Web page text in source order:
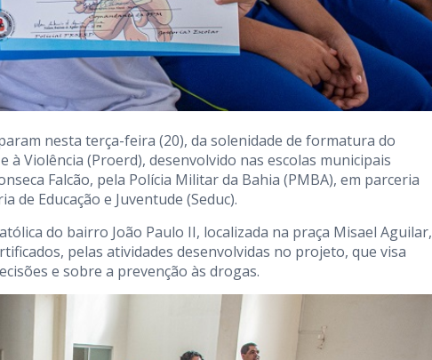
nesta terça-feira (20), da solenidade de formatura do
à Violência (Proerd), desenvolvido nas escolas municipais
Falcão, pela Polícia Militar da Bahia (PMBA), em parceria
de Educação e Juventude (Seduc).
do bairro João Paulo II, localizada na praça Misael Aguilar,
pelas atividades desenvolvidas no projeto, que visa
e sobre a prevenção às drogas.